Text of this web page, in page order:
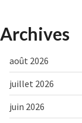
Archives
août 2026
juillet 2026
juin 2026